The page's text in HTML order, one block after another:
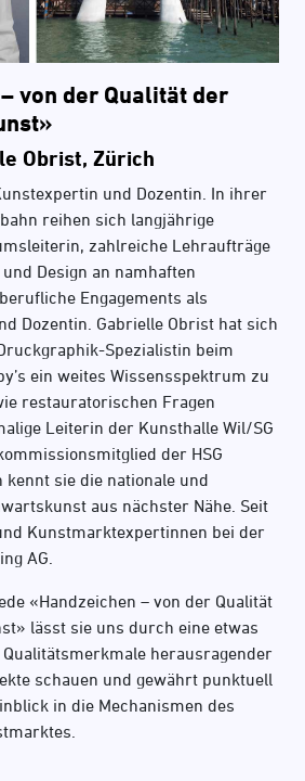
von der Qualität der
Obrist, Zürich
und Dozentin. In ihrer
reihen sich langjährige
zahlreiche Lehraufträge
Design an namhaften
Engagements als
Dozentin. Gabrielle Obrist hat sich
Spezialistin beim
ein weites Wissensspektrum zu
restauratorischen Fragen
Leiterin der Kunsthalle Wil/SG
der HSG
kennt sie die nationale und
aus nächster Nähe. Seit
Kunstmarktexpertinnen bei der
AG.
«Handzeichen – von der Qualität
lässt sie uns durch eine etwas
herausragender
schauen und gewährt punktuell
in die Mechanismen des